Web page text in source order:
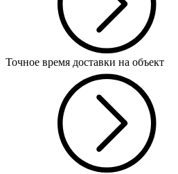
Точное время доставки на объект